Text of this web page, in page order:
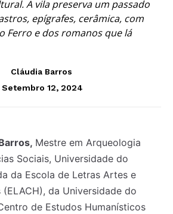
A vila preserva um passado
epígrafes, cerâmica, com
Ferro e dos romanos que lá
Cláudia Barros
Setembro 12, 2024
Mestre em Arqueologia
Sociais, Universidade do
da Escola de Letras Artes e
(ELACH), da Universidade do
de Estudos Humanísticos